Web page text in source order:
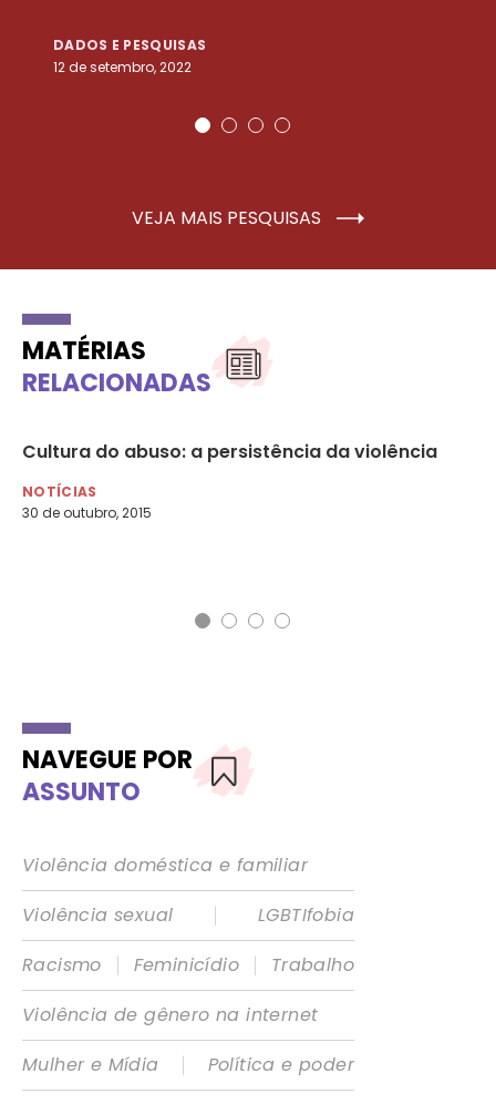
DADOS E PESQUISAS
12 de setembro, 2022
VEJA MAIS PESQUISAS
MATÉRIAS
RELACIONADAS
Cultura do abuso: a persistência da violência
NOTÍCIAS
30 de outubro, 2015
NAVEGUE POR
ASSUNTO
Violência doméstica e familiar
Violência sexual
|
LGBTIfobia
Racismo
| Feminicídio |
Trabalho
Violência de gênero na internet
Mulher e Mídia
|
Política e poder